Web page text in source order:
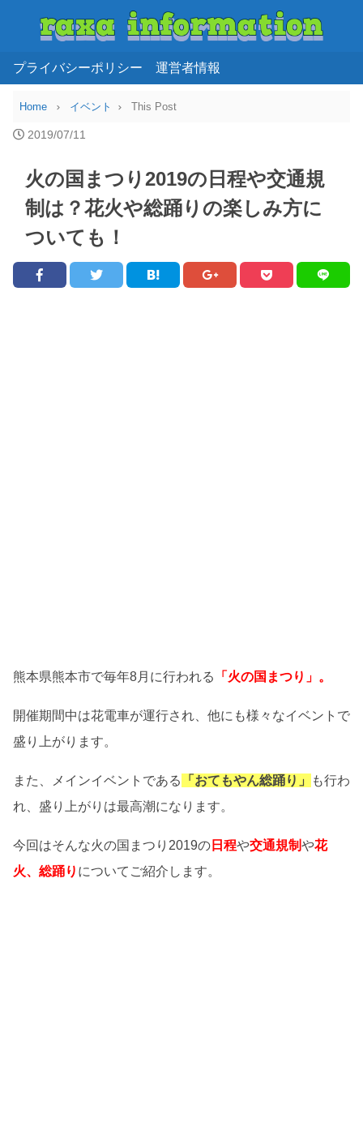
プライバシーポリシー 運営者情報
Home イベント This Post
2019/07/11
火の国まつり2019の日程や交通規
制は？花火や総踊りの楽しみ方に
ついても！
熊本県熊本市で毎年8月に行われる 「火の国まつり」。
開催期間中は花電車が運行され、他にも様々なイベントで
盛り上がります。
また、メインイベントである 「おてもやん総踊り」
も行わ
れ、盛り上がりは最高潮になります。
今回はそんな火の国まつり2019の 日程や交通規制や花
火、総踊り についてご紹介します。